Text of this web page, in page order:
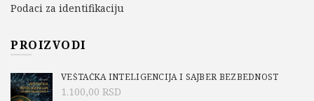
Podaci za identifikaciju
PROIZVODI
VEŠTAČKA INTELIGENCIJA I SAJBER BEZBEDNOST
1.100,00 RSD